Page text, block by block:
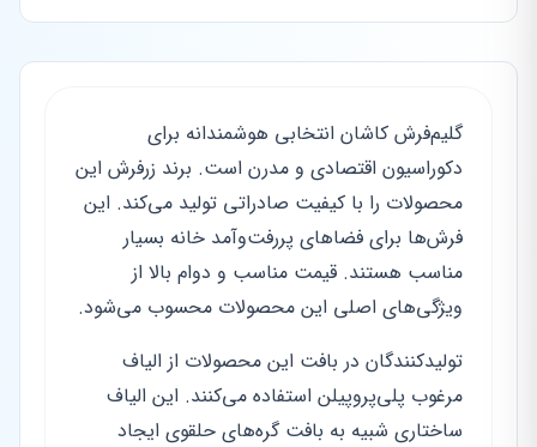
گلیم‌فرش کاشان انتخابی هوشمندانه برای
دکوراسیون اقتصادی و مدرن است. برند زرفرش این
محصولات را با کیفیت صادراتی تولید می‌کند. این
فرش‌ها برای فضاهای پررفت‌وآمد خانه بسیار
مناسب هستند. قیمت مناسب و دوام بالا از
ویژگی‌های اصلی این محصولات محسوب می‌شود.
تولیدکنندگان در بافت این محصولات از الیاف
مرغوب پلی‌پروپیلن استفاده می‌کنند. این الیاف
ساختاری شبیه به بافت گره‌های حلقوی ایجاد